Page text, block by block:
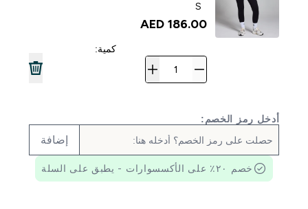
S
186.00 AED‎
كمية:
أدخل رمز الخصم:
إضافة
خصم ٢٠٪ على الأكسسوارات - يطبق على السلة